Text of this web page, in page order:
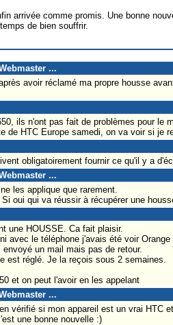
arrivée comme promis. Une bonne
de bien souffrir.
...
avoir réclamé ma propre housse
ils n'ont pas fait de problèmes pour le
de HTC Europe samedi, on va voir si je
obligatoirement fournir ce qu'il y a
...
les applique que rarement.
oui qui va réussir à récupérer une
une HOUSSE. Ca fait plaisir.
avec le téléphone j'avais été voir
un mail mais pas de retour.
est réglé. Je la reçois sous 2 semaines.
et on peut l'avoir en les appelant
...
vérifié si mon appareil est un vrai HTC
une bonne nouvelle :)